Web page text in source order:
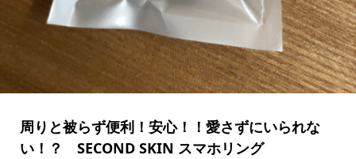
周りと被らず便利！安心！！愛さずにいられな
い！？ SECOND SKIN スマホリング